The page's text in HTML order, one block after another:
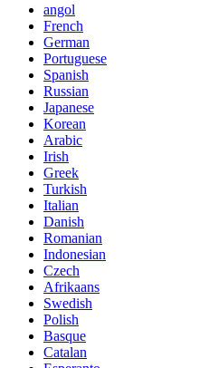
angol
French
German
Portuguese
Spanish
Russian
Japanese
Korean
Arabic
Irish
Greek
Turkish
Italian
Danish
Romanian
Indonesian
Czech
Afrikaans
Swedish
Polish
Basque
Catalan